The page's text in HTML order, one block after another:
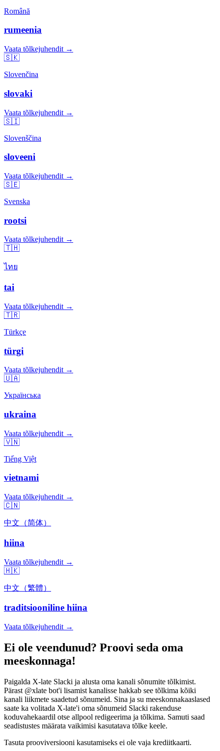
Română
rumeenia
Vaata tõlkejuhendit →
🇸🇰
Slovenčina
slovaki
Vaata tõlkejuhendit →
🇸🇮
Slovenščina
sloveeni
Vaata tõlkejuhendit →
🇸🇪
Svenska
rootsi
Vaata tõlkejuhendit →
🇹🇭
ไทย
tai
Vaata tõlkejuhendit →
🇹🇷
Türkçe
türgi
Vaata tõlkejuhendit →
🇺🇦
Українська
ukraina
Vaata tõlkejuhendit →
🇻🇳
Tiếng Việt
vietnami
Vaata tõlkejuhendit →
🇨🇳
中文（简体）
hiina
Vaata tõlkejuhendit →
🇭🇰
中文（繁體）
traditsiooniline hiina
Vaata tõlkejuhendit →
Ei ole veendunud? Proovi seda oma
meeskonnaga!
Paigalda X-late Slacki ja alusta oma kanali sõnumite tõlkimist.
Pärast @xlate bot'i lisamist kanalisse hakkab see tõlkima kõiki
kanali liikmete saadetud sõnumeid. Sina ja su meeskonnakaaslased
saate ka volitada X-late'i oma sõnumeid Slacki rakenduse
koduvahekaardil otse allpool redigeerima ja tõlkima. Samuti saad
seadistustes määrata vaikimisi kasutatava tõlke keele.
Tasuta prooviversiooni kasutamiseks ei ole vaja krediitkaarti.